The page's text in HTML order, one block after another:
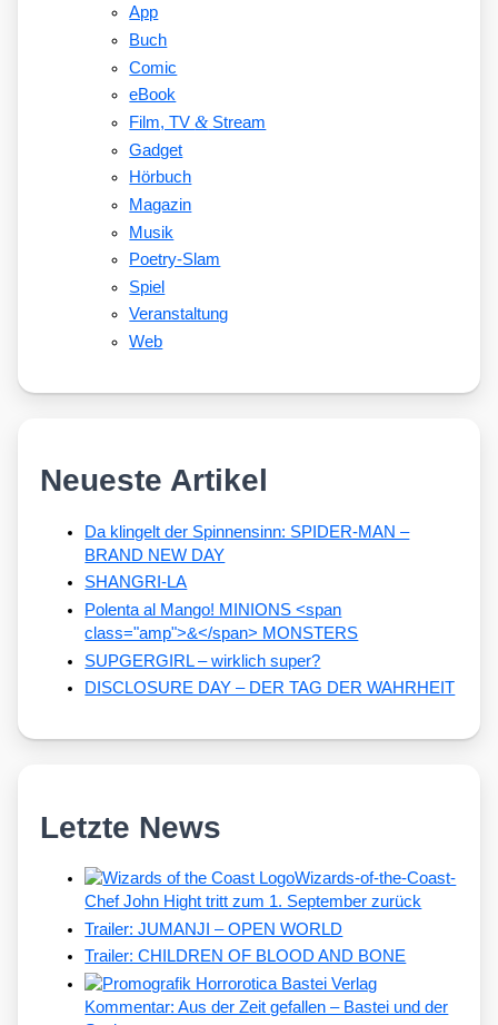
App
Buch
Comic
eBook
Film, TV&Stream
Gadget
Hörbuch
Magazin
Musik
Poetry-Slam
Spiel
Veranstaltung
Web
Neueste Artikel
Da klingelt der Spinnensinn: SPIDER-MAN –
BRAND NEW DAY
SHANGRI-LA
Polenta al Mango! MINIONS <span
class="amp">&</span> MONSTERS
SUPGERGIRL – wirklich super?
DISCLOSURE DAY – DER TAG DER WAHRHEIT
Letzte News
Wizards-of-the-Coast-
Chef John Hight tritt zum 1. September zurück
Trailer: JUMANJI – OPEN WORLD
Trailer: CHILDREN OF BLOOD AND BONE
Kommentar: Aus der Zeit gefallen – Bastei und der